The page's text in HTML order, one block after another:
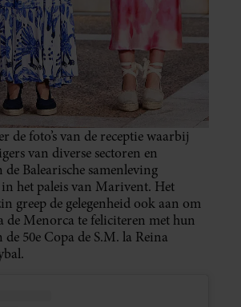
de foto’s van de receptie waarbij
van diverse sectoren en
Balearische samenleving
het paleis van Marivent. Het
greep de gelegenheid ook aan om
de Menorca te feliciteren met hun
50e Copa de S.M. la Reina